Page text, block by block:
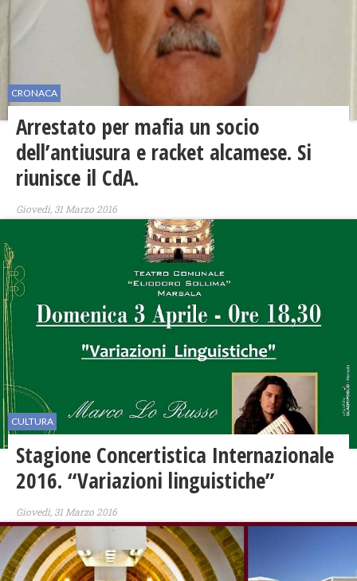
CRONACA
Arrestato per mafia un socio
dell’antiusura e racket alcamese. Si
riunisce il CdA.
Giovedì, 31 Marzo 2016
CULTURA
Stagione Concertistica Internazionale
2016. “Variazioni linguistiche”
Giovedì, 31 Marzo 2016